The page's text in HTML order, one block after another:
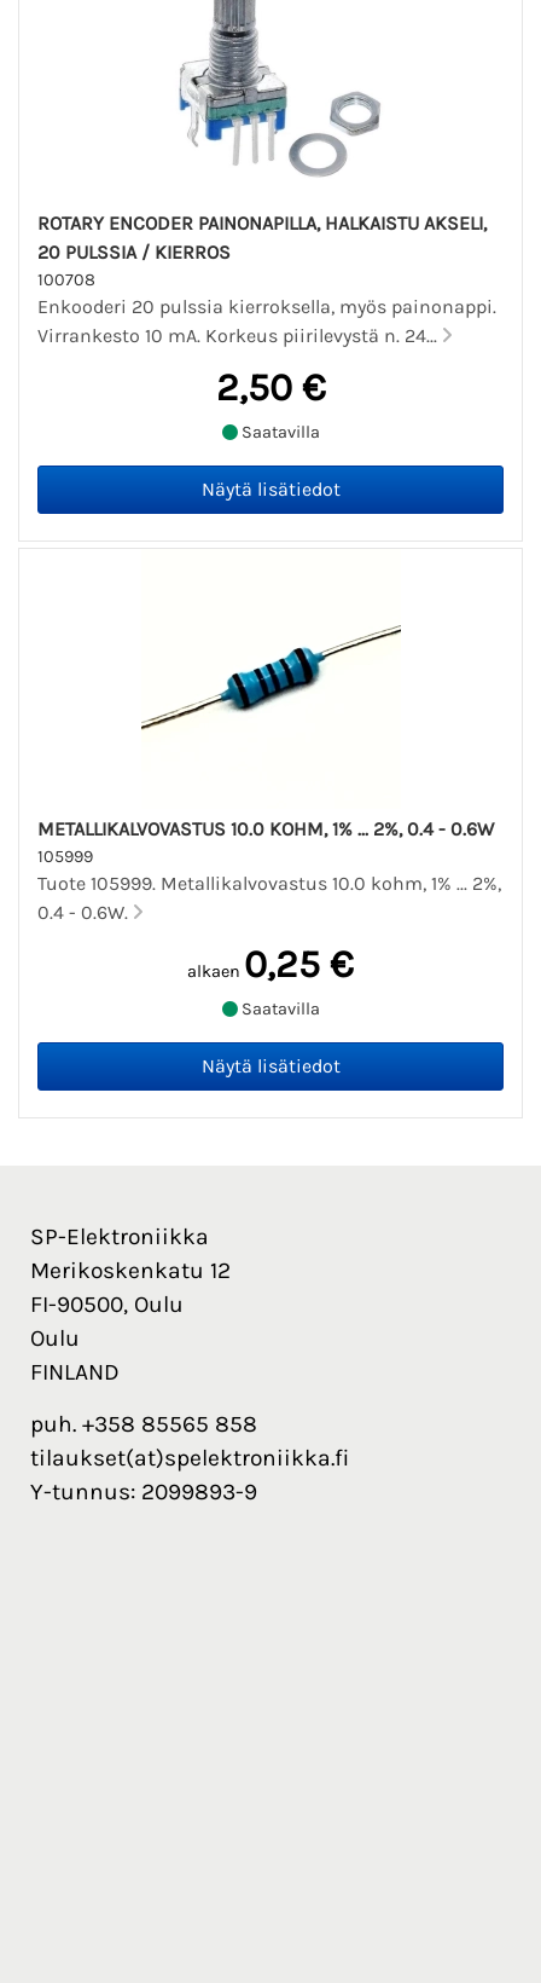
ROTARY ENCODER PAINONAPILLA, HALKAISTU AKSELI,
20 PULSSIA / KIERROS
100708
Enkooderi 20 pulssia kierroksella, myös painonappi.
Virrankesto 10 mA. Korkeus piirilevystä n. 24...
2,50 €
Saatavilla
METALLIKALVOVASTUS 10.0 KOHM, 1% ... 2%, 0.4 - 0.6W
105999
Tuote 105999. Metallikalvovastus 10.0 kohm, 1% ... 2%,
0.4 - 0.6W.
alkaen 0,25 €
Saatavilla
SP-Elektroniikka
Merikoskenkatu 12
FI-90500, Oulu
Oulu
FINLAND
puh. +358 85565 858
tilaukset(at)spelektroniikka.fi
Y-tunnus: 2099893-9